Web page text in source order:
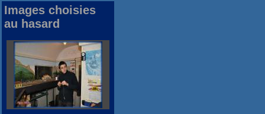
Images choisies
au hasard